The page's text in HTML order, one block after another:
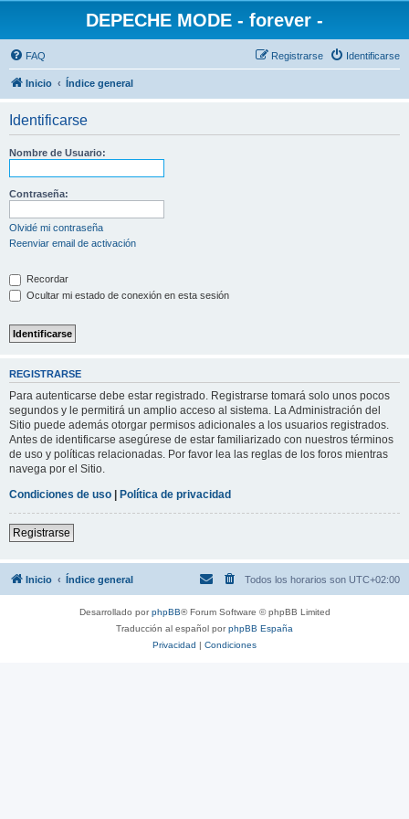
DEPECHE MODE - forever -
FAQ Identificarse
Registrarse
Inicio Índice general
Identificarse
Nombre de Usuario:
Contraseña:
Olvidé mi contraseña
Reenviar email de activación
Recordar
Ocultar mi estado de conexión en esta sesión
REGISTRARSE
Para autenticarse debe estar registrado. Registrarse tomará solo unos pocos
segundos y le permitirá un amplio acceso al sistema. La Administración del
Sitio puede además otorgar permisos adicionales a los usuarios registrados.
Antes de identificarse asegúrese de estar familiarizado con nuestros términos
de uso y políticas relacionadas. Por favor lea las reglas de los foros mientras
navega por el Sitio.
Condiciones de uso | Política de privacidad
Registrarse
Inicio Índice general Todos los horarios son UTC+02:00
Desarrollado porphpBB® Forum Software © phpBB Limited
Traducción al español porphpBB España
Privacidad | Condiciones